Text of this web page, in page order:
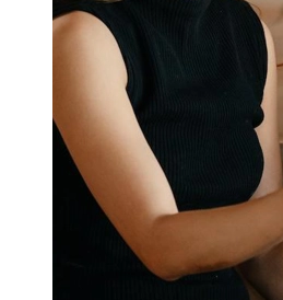
Prinsjesdag
Samenwerken
Sport
Technologie & Innovatie
Toekomst van werk
Trendwatchers
WK & EK Voetbal
Zorg